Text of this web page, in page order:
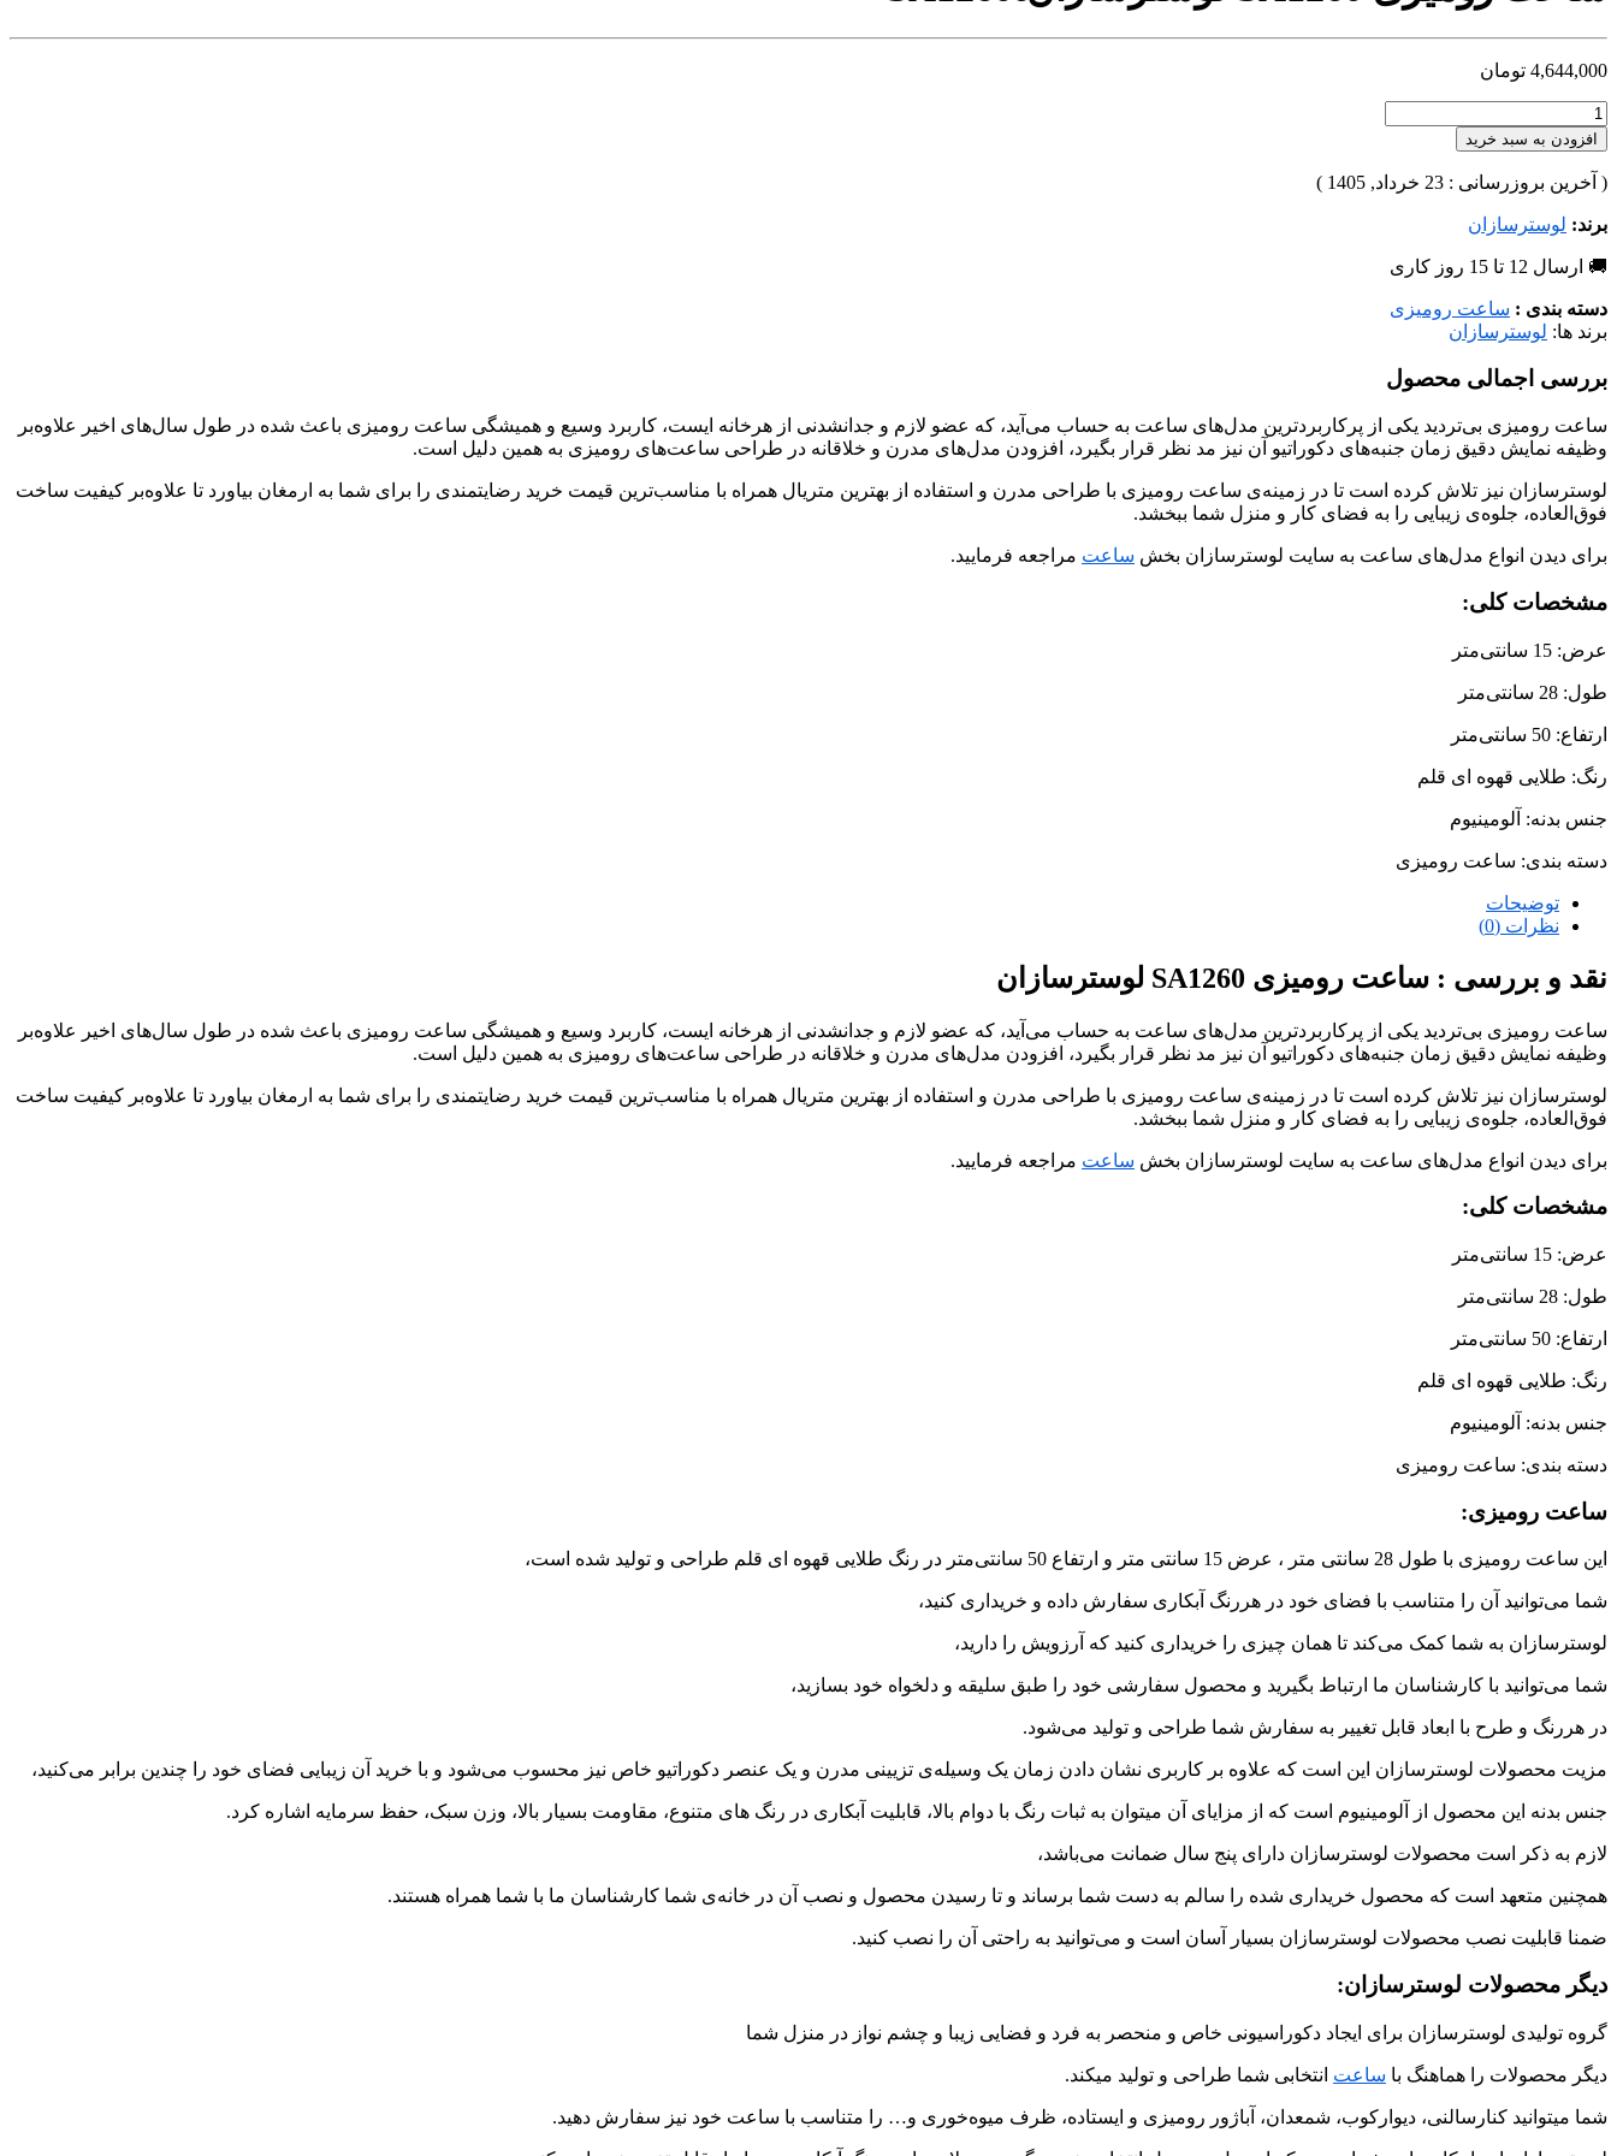
4,644,000 تومان
افزودن به سبد خرید
( آخرین بروزرسانی : 23 خرداد, 1405 )
برند: لوسترسازان
🚚 ارسال 12 تا 15 روز کاری
دسته بندی : ساعت رومیزی
برند ها: لوسترسازان
بررسی اجمالی محصول
ساعت رومیزی بی‌تردید یکی از پرکاربردترین مدل‌های ساعت به حساب می‌آید، که عضو لازم و جدانشدنی از هرخانه ایست، کاربرد وسیع و همیشگی ساعت رومیزی باعث شده در طول سال‌های اخیر علاوه‌بر
وظیفه نمایش دقیق زمان جنبه‌های دکوراتیو آن نیز مد نظر قرار بگیرد، افزودن مدل‌های مدرن و خلاقانه در طراحی ساعت‌های رومیزی به همین دلیل است.
لوسترسازان نیز تلاش کرده است تا در زمینه‌ی ساعت رومیزی با طراحی مدرن و استفاده از بهترین متریال همراه با مناسب‌ترین قیمت خرید رضایتمندی را برای شما به ارمغان بیاورد تا علاوه‌بر کیفیت ساخت
فوق‌العاده، جلوه‌ی زیبایی را به فضای کار و منزل شما ببخشد.
برای دیدن انواع مدل‌های ساعت به سایت لوسترسازان بخش ساعت مراجعه فرمایید.
مشخصات کلی:
عرض: 15 سانتی‌متر
طول: 28 سانتی‌متر
ارتفاع: 50 سانتی‌متر
رنگ: طلایی قهوه ای قلم
جنس بدنه: آلومینیوم
دسته بندی: ساعت رومیزی
توضیحات
نظرات (0)
نقد و بررسی : ساعت رومیزی SA1260 لوسترسازان
ساعت رومیزی بی‌تردید یکی از پرکاربردترین مدل‌های ساعت به حساب می‌آید، که عضو لازم و جدانشدنی از هرخانه ایست، کاربرد وسیع و همیشگی ساعت رومیزی باعث شده در طول سال‌های اخیر علاوه‌بر
وظیفه نمایش دقیق زمان جنبه‌های دکوراتیو آن نیز مد نظر قرار بگیرد، افزودن مدل‌های مدرن و خلاقانه در طراحی ساعت‌های رومیزی به همین دلیل است.
لوسترسازان نیز تلاش کرده است تا در زمینه‌ی ساعت رومیزی با طراحی مدرن و استفاده از بهترین متریال همراه با مناسب‌ترین قیمت خرید رضایتمندی را برای شما به ارمغان بیاورد تا علاوه‌بر کیفیت ساخت
فوق‌العاده، جلوه‌ی زیبایی را به فضای کار و منزل شما ببخشد.
برای دیدن انواع مدل‌های ساعت به سایت لوسترسازان بخش ساعت مراجعه فرمایید.
مشخصات کلی:
عرض: 15 سانتی‌متر
طول: 28 سانتی‌متر
ارتفاع: 50 سانتی‌متر
رنگ: طلایی قهوه ای قلم
جنس بدنه: آلومینیوم
دسته بندی: ساعت رومیزی
ساعت رومیزی:
این ساعت رومیزی با طول 28 سانتی متر ، عرض 15 سانتی متر و ارتفاع 50 سانتی‌متر در رنگ طلایی قهوه ای قلم طراحی و تولید شده است،
شما می‌توانید آن را متناسب با فضای خود در هررنگ آبکاری سفارش داده و خریداری کنید،
لوسترسازان به شما کمک می‌کند تا همان چیزی را خریداری کنید که آرزویش را دارید،
شما می‌توانید با کارشناسان ما ارتباط بگیرید و محصول سفارشی خود را طبق سلیقه و دلخواه خود بسازید،
در هررنگ و طرح با ابعاد قابل تغییر به سفارش شما طراحی و تولید می‌شود.
مزیت محصولات لوسترسازان این است که علاوه بر کاربری نشان دادن زمان یک وسیله‌ی تزیینی مدرن و یک عنصر دکوراتیو خاص نیز محسوب می‌شود و با خرید آن زیبایی فضای خود را چندین برابر می‌کنید،
جنس بدنه این محصول از آلومینیوم است که از مزایای آن میتوان به ثبات رنگ با دوام بالا، قابلیت آبکاری در رنگ های متنوع، مقاومت بسیار بالا، وزن سبک، حفظ سرمایه اشاره کرد.
لازم به ذکر است محصولات لوسترسازان دارای پنج سال ضمانت می‌باشد،
همچنین متعهد است که محصول خریداری شده را سالم به دست شما برساند و تا رسیدن محصول و نصب آن در خانه‌ی شما کارشناسان ما با شما همراه هستند.
ضمنا قابلیت نصب محصولات لوسترسازان بسیار آسان است و می‌توانید به راحتی آن را نصب کنید.
دیگر محصولات لوسترسازان:
گروه تولیدی لوسترسازان برای ایجاد دکوراسیونی خاص و منحصر به فرد و فضایی زیبا و چشم نواز در منزل شما
دیگر محصولات را هماهنگ با ساعت انتخابی شما طراحی و تولید میکند.
شما میتوانید کنارسالنی، دیوارکوب، شمعدان، آباژور رومیزی و ایستاده، ظرف میوه‌خوری و… را متناسب با ساعت خود نیز سفارش دهید.